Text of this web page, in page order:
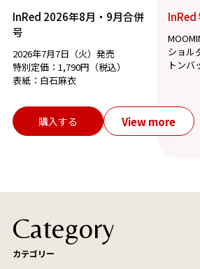
InRed 2026年8月・9月合併
号
2026年7月7日（火）発売
特別定価：1,790円（税込）
表紙：白石麻衣
InRed
ショル
トンバ
購入する View more
Category
カテゴリー